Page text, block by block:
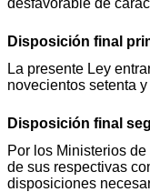
desfavorable de
Disposición final
La presente Ley
novecientos setenta y
Disposición final
Por los Ministerios
de sus respectivas
disposiciones